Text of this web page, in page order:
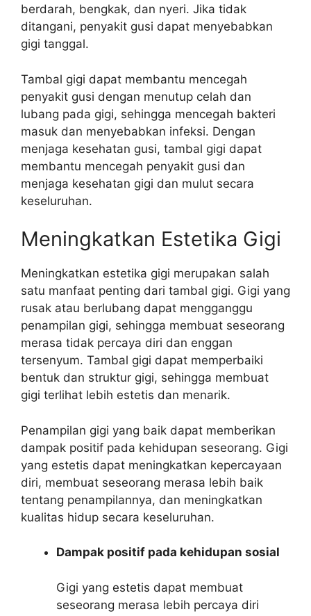
berdarah, bengkak, dan nyeri. Jika tidak
ditangani, penyakit gusi dapat menyebabkan
gigi tanggal.
Tambal gigi dapat membantu mencegah
penyakit gusi dengan menutup celah dan
lubang pada gigi, sehingga mencegah bakteri
masuk dan menyebabkan infeksi. Dengan
menjaga kesehatan gusi, tambal gigi dapat
membantu mencegah penyakit gusi dan
menjaga kesehatan gigi dan mulut secara
keseluruhan.
Meningkatkan Estetika Gigi
Meningkatkan estetika gigi merupakan salah
satu manfaat penting dari tambal gigi. Gigi yang
rusak atau berlubang dapat mengganggu
penampilan gigi, sehingga membuat seseorang
merasa tidak percaya diri dan enggan
tersenyum. Tambal gigi dapat memperbaiki
bentuk dan struktur gigi, sehingga membuat
gigi terlihat lebih estetis dan menarik.
Penampilan gigi yang baik dapat memberikan
dampak positif pada kehidupan seseorang. Gigi
yang estetis dapat meningkatkan kepercayaan
diri, membuat seseorang merasa lebih baik
tentang penampilannya, dan meningkatkan
kualitas hidup secara keseluruhan.
Dampak positif pada kehidupan sosial
Gigi yang estetis dapat membuat
seseorang merasa lebih percaya diri